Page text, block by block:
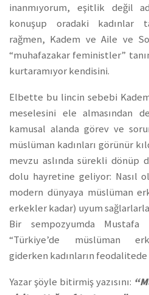
inanmıyorum, eşitlik değil
konuşup oradaki kadınlar
rağmen, Kadem ve Aile ve
“muhafazakar feministler”
kurtaramıyor kendisini.
Elbette bu lincin sebebi
meselesini ele almasından
kamusal alanda görev ve
müslüman kadınları görünür
mevzu aslında sürekli dönüp
dolu hayretine geliyor: Nasıl
modern dünyaya müslüman
erkekler kadar) uyum
Bir sempozyumda
“Türkiye’de müslüman
giderken kadınların feodalitede
Yazar şöyle bitirmiş yazısını: